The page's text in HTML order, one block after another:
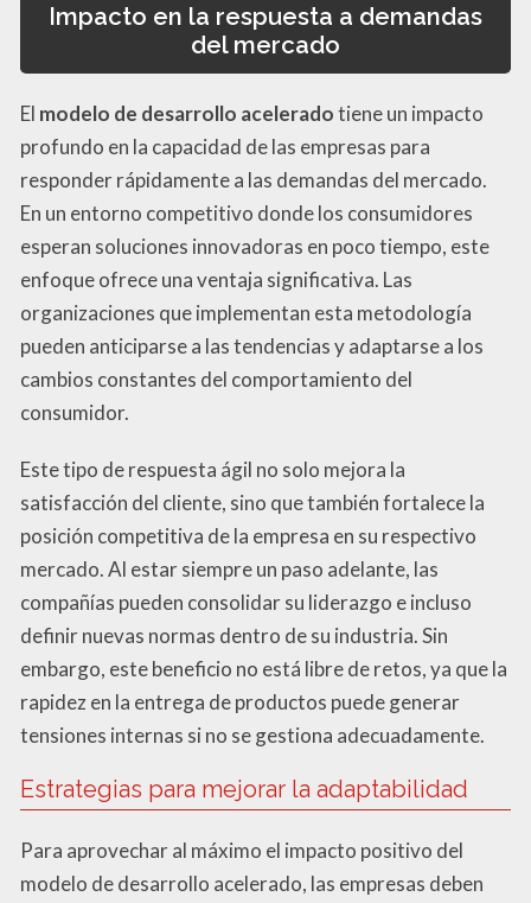
Impacto en la respuesta a demandas
del mercado
El modelo de desarrollo aceleradotiene un impacto
profundo en la capacidad de las empresas para
responder rápidamente a las demandas del mercado.
En un entorno competitivo donde los consumidores
esperan soluciones innovadoras en poco tiempo, este
enfoque ofrece una ventaja significativa. Las
organizaciones que implementan esta metodología
pueden anticiparse a las tendencias y adaptarse a los
cambios constantes del comportamiento del
consumidor.
Este tipo de respuesta ágil no solo mejora la
satisfacción del cliente, sino que también fortalece la
posición competitiva de la empresa en su respectivo
mercado. Al estar siempre un paso adelante, las
compañías pueden consolidar su liderazgo e incluso
definir nuevas normas dentro de su industria. Sin
embargo, este beneficio no está libre de retos, ya que la
rapidez en la entrega de productos puede generar
tensiones internas si no se gestiona adecuadamente.
Estrategias para mejorar la adaptabilidad
Para aprovechar al máximo el impacto positivo del
modelo de desarrollo acelerado, las empresas deben